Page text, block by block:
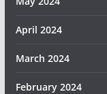
April 2024
March 2024
February 2024